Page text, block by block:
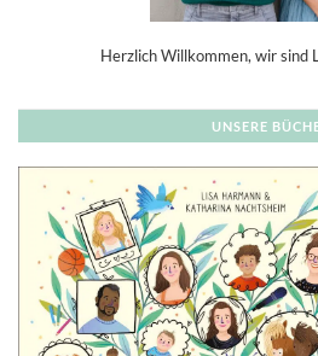
Herzlich Willkommen, wir sind
UNSERE